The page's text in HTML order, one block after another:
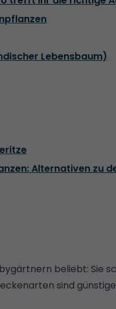
Lebensbaum)
Alternativen zu
beliebt: Sie
sind